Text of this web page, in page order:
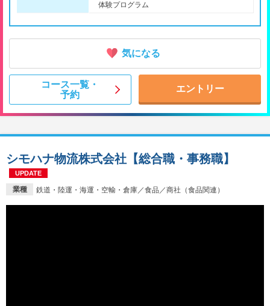
体験プログラム
気になる
コース一覧・
予約
エントリー
業種 鉄道・陸運・海運・空輸・倉庫／食品／商社（食品関連）
シモハナ物流株式会社【総合職・事務職】
UPDATE